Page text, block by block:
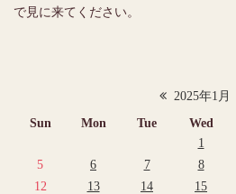
2025年1月
Sun
Mon Tue Wed
1
5
6 7 8
12
13 14 15
で見に来てください。